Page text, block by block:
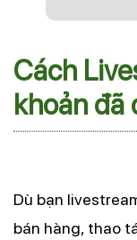
Cách
khoản đã
Dù bạn
bán hàng, thao